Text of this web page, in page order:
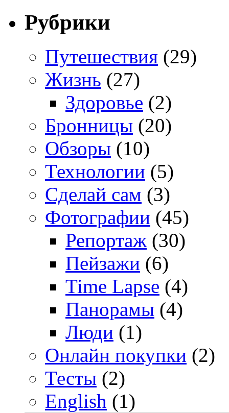
Рубрики
Путешествия (29)
Жизнь (27)
Здоровье (2)
Бронницы (20)
Обзоры (10)
Технологии (5)
Сделай сам (3)
Фотографии (45)
Репортаж (30)
Пейзажи (6)
Time Lapse (4)
Панорамы (4)
Люди (1)
Онлайн покупки (2)
Тесты (2)
English (1)